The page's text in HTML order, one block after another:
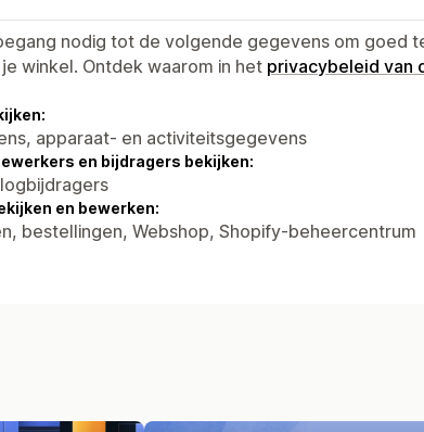
nodig tot de volgende gegevens om goed
winkel. Ontdek waarom in het privacybeleid van
apparaat- en activiteitsgegevens
en bijdragers bekijken:
en bewerken:
bestellingen, Webshop, Shopify-beheercentrum